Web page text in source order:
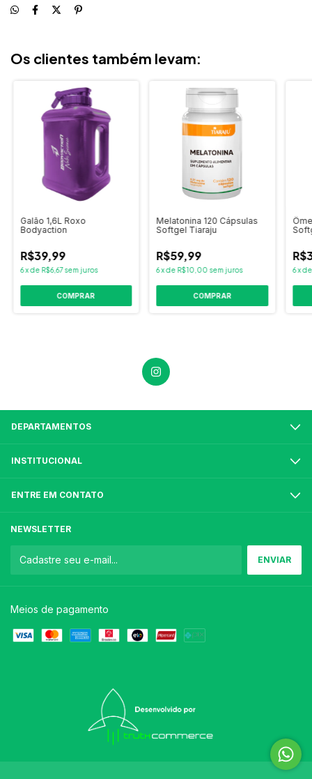
Os clientes também levam:
Galão 1,6L Roxo
Bodyaction
R$39,99
6xde R$6,67 sem juros
Melatonina 120 Cápsulas
Softgel Tiaraju
R$59,99
6xde R$10,00 sem juros 6x
DEPARTAMENTOS
INSTITUCIONAL
ENTRE EM CONTATO
NEWSLETTER
Meios de pagamento